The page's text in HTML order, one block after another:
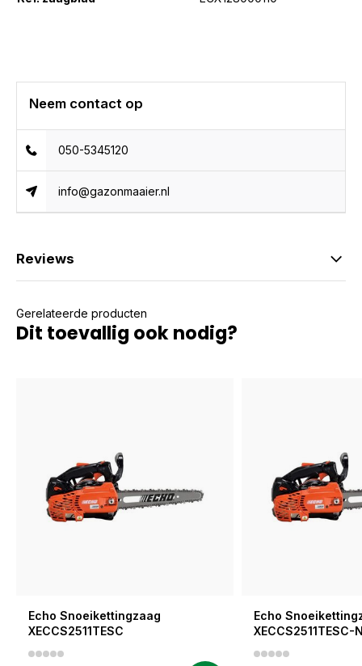
Neem contact op
050-5345120
info@gazonmaaier.nl
Reviews
Gerelateerde producten
Dit toevallig ook nodig?
Echo Snoeikettingzaag
XECCS2511TESC
Echo
XECCS2511TESC-